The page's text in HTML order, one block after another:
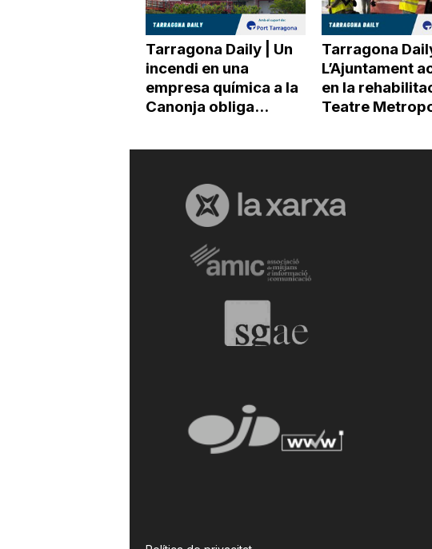
Tarragona Daily | Un
incendi en una
empresa química a la
Canonja obliga...
Tarragona
L’Ajuntament
en la
Teatre